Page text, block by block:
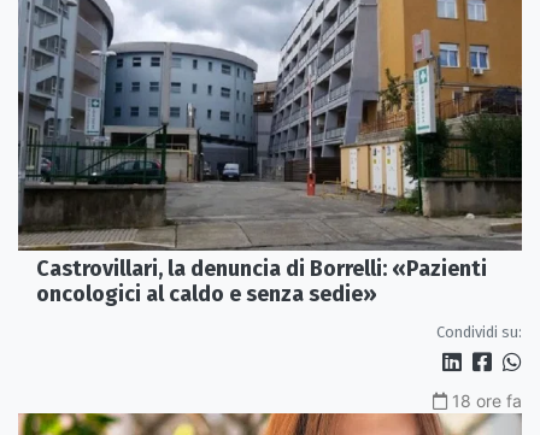
Castrovillari, la denuncia di Borrelli: «Pazienti
oncologici al caldo e senza sedie»
Condividi su:
18 ore fa